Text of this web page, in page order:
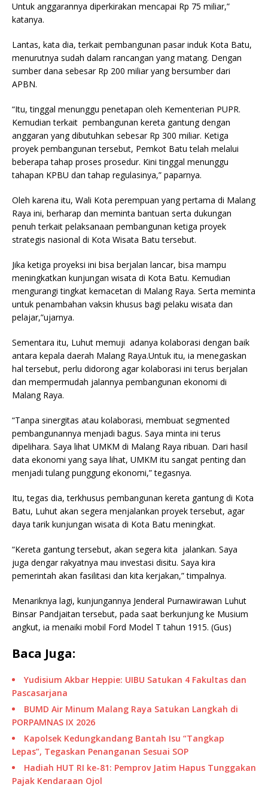
Untuk anggarannya diperkirakan mencapai Rp 75 miliar,”
katanya.
Lantas, kata dia, terkait pembangunan pasar induk Kota Batu,
menurutnya sudah dalam rancangan yang matang. Dengan
sumber dana sebesar Rp 200 miliar yang bersumber dari
APBN.
“Itu, tinggal menunggu penetapan oleh Kementerian PUPR.
Kemudian terkait pembangunan kereta gantung dengan
anggaran yang dibutuhkan sebesar Rp 300 miliar. Ketiga
proyek pembangunan tersebut, Pemkot Batu telah melalui
beberapa tahap proses prosedur. Kini tinggal menunggu
tahapan KPBU dan tahap regulasinya,” paparnya.
Oleh karena itu, Wali Kota perempuan yang pertama di Malang
Raya ini, berharap dan meminta bantuan serta dukungan
penuh terkait pelaksanaan pembangunan ketiga proyek
strategis nasional di Kota Wisata Batu tersebut.
Jika ketiga proyeksi ini bisa berjalan lancar, bisa mampu
meningkatkan kunjungan wisata di Kota Batu. Kemudian
mengurangi tingkat kemacetan di Malang Raya. Serta meminta
untuk penambahan vaksin khusus bagi pelaku wisata dan
pelajar,”ujarnya.
Sementara itu, Luhut memuji adanya kolaborasi dengan baik
antara kepala daerah Malang Raya.Untuk itu, ia menegaskan
hal tersebut, perlu didorong agar kolaborasi ini terus berjalan
dan mempermudah jalannya pembangunan ekonomi di
Malang Raya.
“Tanpa sinergitas atau kolaborasi, membuat segmented
pembangunannya menjadi bagus. Saya minta ini terus
dipelihara. Saya lihat UMKM di Malang Raya ribuan. Dari hasil
data ekonomi yang saya lihat, UMKM itu sangat penting dan
menjadi tulang punggung ekonomi,” tegasnya.
Itu, tegas dia, terkhusus pembangunan kereta gantung di Kota
Batu, Luhut akan segera menjalankan proyek tersebut, agar
daya tarik kunjungan wisata di Kota Batu meningkat.
“Kereta gantung tersebut, akan segera kita jalankan. Saya
juga dengar rakyatnya mau investasi disitu. Saya kira
pemerintah akan fasilitasi dan kita kerjakan,” timpalnya.
Menariknya lagi, kunjungannya Jenderal Purnawirawan Luhut
Binsar Pandjaitan tersebut, pada saat berkunjung ke Musium
angkut, ia menaiki mobil Ford Model T tahun 1915. (Gus)
Baca Juga:
Yudisium Akbar Heppie: UIBU Satukan 4 Fakultas dan
Pascasarjana
BUMD Air Minum Malang Raya Satukan Langkah di
PORPAMNAS IX 2026
Kapolsek Kedungkandang Bantah Isu “Tangkap
Lepas”, Tegaskan Penanganan Sesuai SOP
Hadiah HUT RI ke-81: Pemprov Jatim Hapus Tunggakan
Pajak Kendaraan Ojol